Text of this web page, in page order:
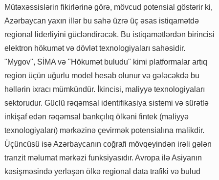
Mütəxəssislərin fikirlərinə görə, mövcud potensial göstərir ki,
Azərbaycan yaxın illər bu sahə üzrə üç əsas istiqamətdə
regional liderliyini gücləndirəcək. Bu istiqamətlərdən birincisi
elektron hökumət və dövlət texnologiyaları sahəsidir.
"Mygov", SİMA və "Hökumət buludu" kimi platformalar artıq
region üçün uğurlu model hesab olunur və gələcəkdə bu
həllərin ixracı mümkündür. İkincisi, maliyyə texnologiyaları
sektorudur. Güclü rəqəmsal identifikasiya sistemi və sürətlə
inkişaf edən rəqəmsal bankçılıq ölkəni fintek (maliyyə
texnologiyaları) mərkəzinə çevirmək potensialına malikdir.
Üçüncüsü isə Azərbaycanın coğrafi mövqeyindən irəli gələn
tranzit məlumat mərkəzi funksiyasıdır. Avropa ilə Asiyanın
kəsişməsində yerləşən ölkə regional data trafiki və bulud